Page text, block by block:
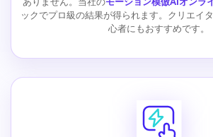
ックでプロ級の結果が得られます。クリエイ
心者にもおすすめです。